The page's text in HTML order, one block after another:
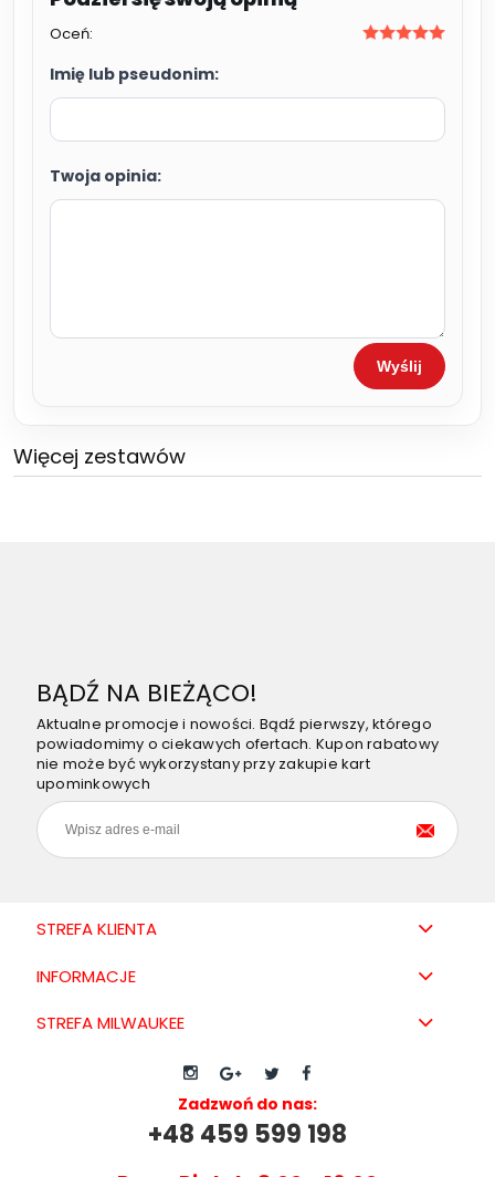
Oceń:
Imię lub pseudonim:
Twoja opinia:
Wyślij
Więcej zestawów
BĄDŹ NA BIEŻĄCO!
Aktualne promocje i nowości. Bądź pierwszy, którego
powiadomimy o ciekawych ofertach. Kupon rabatowy
nie może być wykorzystany przy zakupie kart
upominkowych
STREFA KLIENTA
INFORMACJE
STREFA MILWAUKEE
Zadzwoń do nas:
+48 459 599 198